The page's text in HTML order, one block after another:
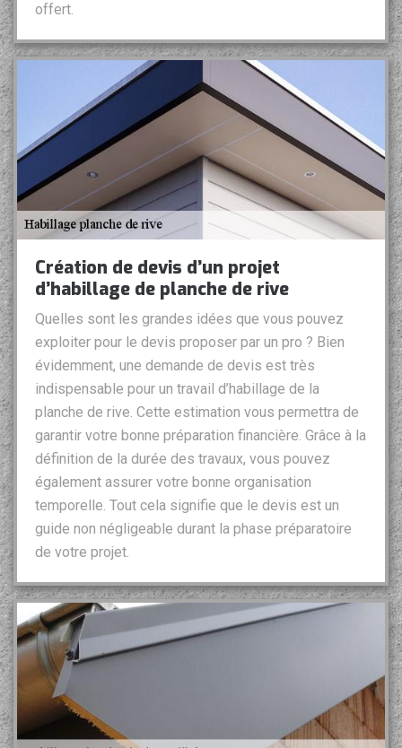
offert.
Création de devis d’un projet
d’habillage de planche de rive
Quelles sont les grandes idées que vous pouvez
exploiter pour le devis proposer par un pro ? Bien
évidemment, une demande de devis est très
indispensable pour un travail d’habillage de la
planche de rive. Cette estimation vous permettra de
garantir votre bonne préparation financière. Grâce à la
définition de la durée des travaux, vous pouvez
également assurer votre bonne organisation
temporelle. Tout cela signifie que le devis est un
guide non négligeable durant la phase préparatoire
de votre projet.